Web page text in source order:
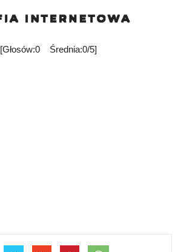
[Głosów:0 Średnia:0/5]